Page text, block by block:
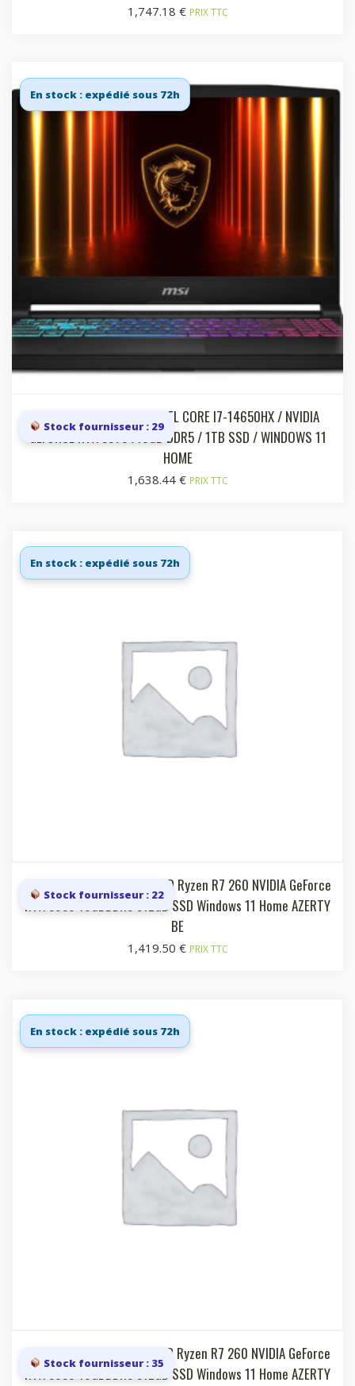
1,747.18 € PRIX TTC
En stock : expédié sous 72h
15.6I FHD 144HZ IPS / INTEL CORE I7-14650HX / NVIDIA
GEFORCE RTX 5070 /16GB DDR5 / 1TB SSD / WINDOWS 11
HOME
1,638.44 € PRIX TTC
Stock fournisseur : 29
En stock : expédié sous 72h
Laptop 15.6i FHD 144 Hz AMD Ryzen R7 260 NVIDIA GeForce
RTX 5050 16GBDDR5 512GB SSD Windows 11 Home AZERTY
BE
1,419.50 € PRIX TTC
Stock fournisseur : 22
En stock : expédié sous 72h
Laptop 17.3i FHD 144 Hz AMD Ryzen R7 260 NVIDIA GeForce
RTX 5050 16GBDDR5 512GB SSD Windows 11 Home AZERTY
Stock fournisseur : 35